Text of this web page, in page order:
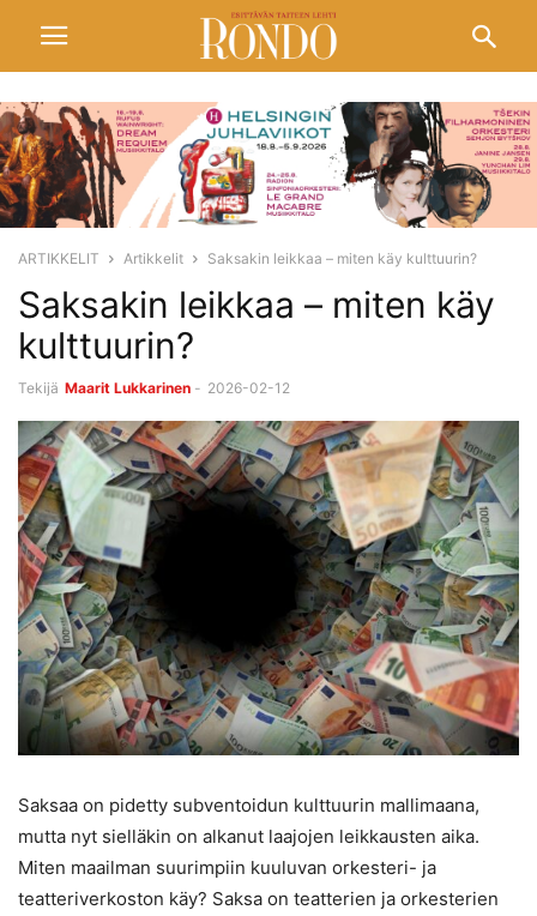
ARTIKKELIT Artikkelit Saksakin leikkaa – miten käy kulttuurin?
Saksakin leikkaa – miten käy
kulttuurin?
Tekijä Maarit Lukkarinen - 2026-02-12
Saksaa on pidetty subventoidun kulttuurin mallimaana,
mutta nyt sielläkin on alkanut laajojen leikkausten aika.
Miten maailman suurimpiin kuuluvan orkesteri- ja
teatteriverkoston käy? Saksa on teatterien ja orkesterien